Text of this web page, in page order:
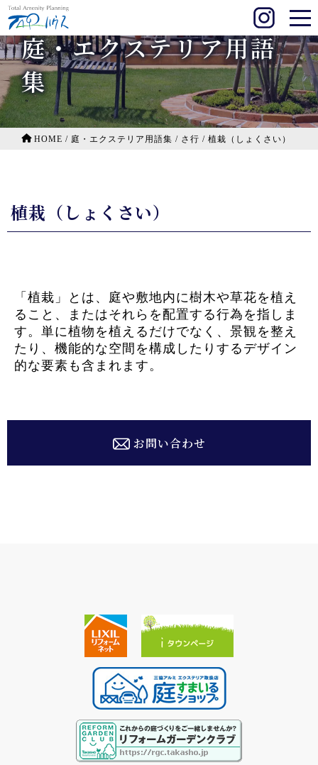
庭・エクステリア用語
集
HOME / 庭・エクステリア用語集 / さ行 / 植栽（しょくさい）
植栽（しょくさい）
「植栽」とは、庭や敷地内に樹木や草花を植え
ること、またはそれらを配置する行為を指しま
す。単に植物を植えるだけでなく、景観を整え
たり、機能的な空間を構成したりするデザイン
的な要素も含まれます。
お問い合わせ